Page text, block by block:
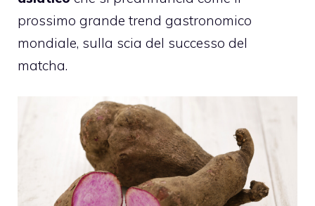
prossimo grande trend gastronomico
mondiale, sulla scia del successo del
matcha.